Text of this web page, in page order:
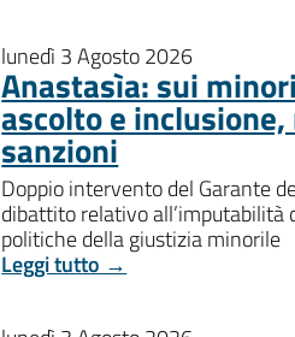
lunedì 3 Agosto 2026
Anastasìa: sui
ascolto e
sanzioni
Doppio intervento del Garante
dibattito relativo all’imputabilità
politiche della giustizia minorile
Leggi tutto →